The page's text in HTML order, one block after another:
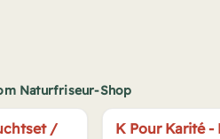
Naturfriseur-Shop
/
K Pour Karité -